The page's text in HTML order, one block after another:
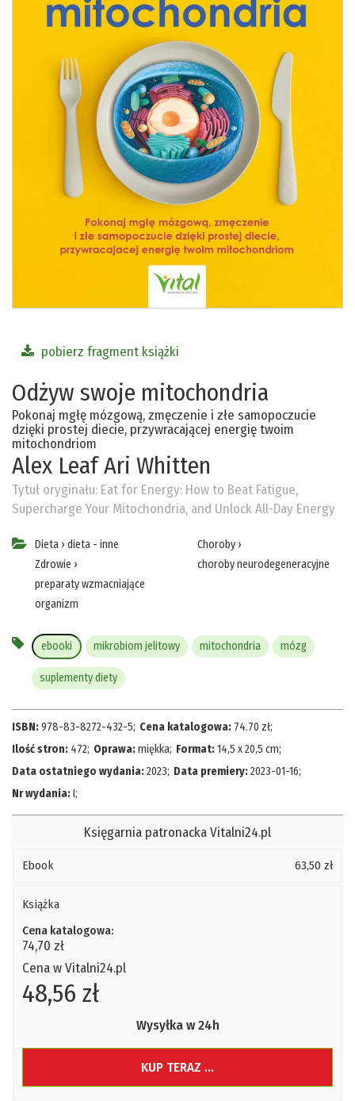
pobierz fragment książki
Odżyw swoje mitochondria
Pokonaj mgłę mózgową, zmęczenie i złe samopoczucie
dzięki prostej diecie, przywracającej energię twoim
mitochondriom
Alex LeafAri Whitten
Tytuł oryginału: Eat for Energy: How to Beat Fatigue,
Supercharge Your Mitochondria, and Unlock All-Day Energy
Dieta › dieta - inne
Zdrowie ›
preparaty wzmacniające
organizm
Choroby›
choroby neurodegeneracyjne
ebooki mikrobiom jelitowy mitochondria mózg
suplementy diety
ISBN:978-83-8272-432-5; Cena katalogowa: 74.70 zł;
Ilość stron: 472; Oprawa:miękka; Format:14,5 x 20,5 cm;
Data ostatniego wydania:2023; Data premiery:2023-01-16;
Nr wydania:I;
Księgarnia patronacka Vitalni24.pl
Ebook 63,50 zł
Książka
Cena katalogowa:
74,70 zł
Cena w Vitalni24.pl
48,56 zł
Wysyłka w 24h
KUP TERAZ ...